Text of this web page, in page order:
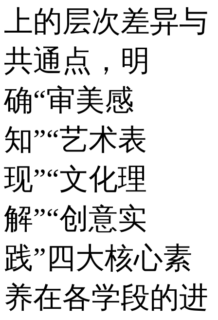
上的层次差异与
共通点，明
确“审美感
知”“艺术表
现”“文化理
解”“创意实
践”四大核心素
养在各学段的进